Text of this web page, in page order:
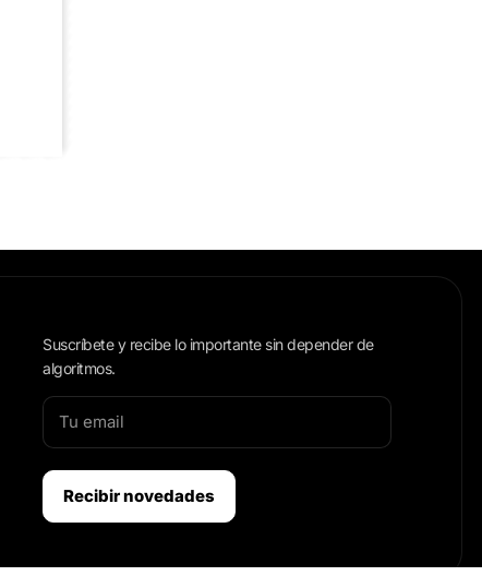
Suscríbete y recibe lo importante sin depender de
algoritmos.
Recibir novedades